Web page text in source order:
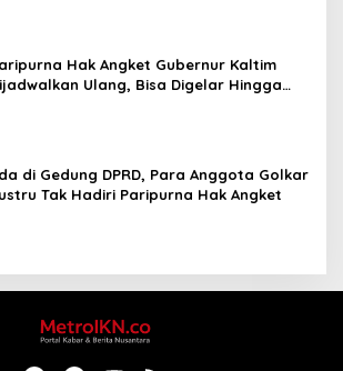
Hak Angket Gubernur Kaltim
Ulang, Bisa Digelar Hingga
di Gedung DPRD, Para Anggota Golkar
Tak Hadiri Paripurna Hak Angket